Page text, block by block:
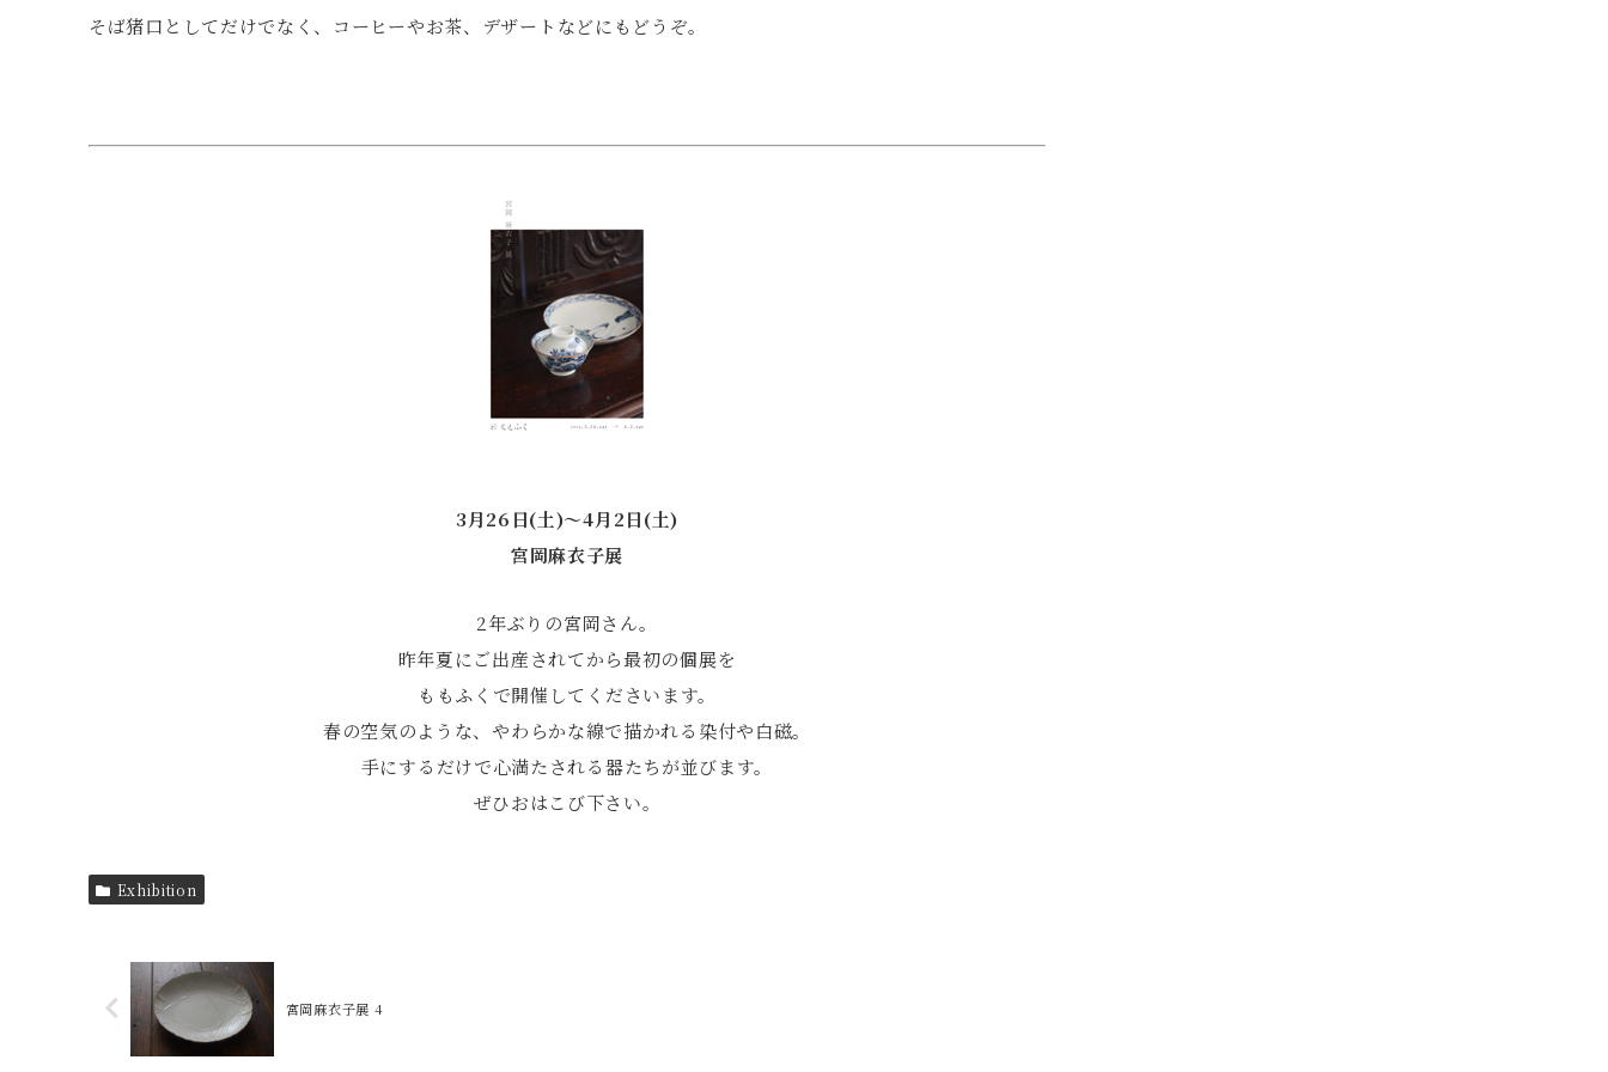
そば猪口としてだけでなく、コーヒーやお茶、デザートなどにもどうぞ。
3月26日(土)〜4月2日(土)
宮岡麻衣子展
2年ぶりの宮岡さん。
昨年夏にご出産されてから最初の個展を
ももふくで開催してくださいます。
春の空気のような、やわらかな線で描かれる染付や白磁。
手にするだけで心満たされる器たちが並びます。
ぜひおはこび下さい。
Exhibition
宮岡麻衣子展 4